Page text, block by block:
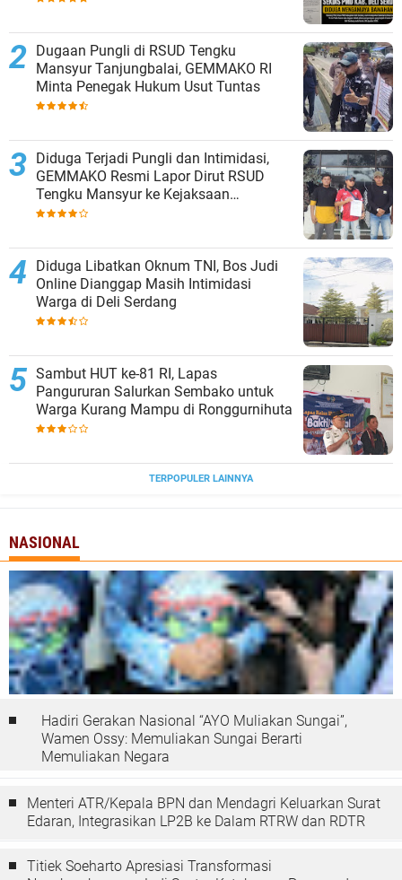
Dugaan Pungli di RSUD Tengku
Mansyur Tanjungbalai, GEMMAKO RI
Minta Penegak Hukum Usut Tuntas
Diduga Terjadi Pungli dan Intimidasi,
GEMMAKO Resmi Lapor Dirut RSUD
Tengku Mansyur ke Kejaksaan
Tanjungbalai
Diduga Libatkan Oknum TNI, Bos Judi
Online Dianggap Masih Intimidasi
Warga di Deli Serdang
Sambut HUT ke-81 RI, Lapas
Pangururan Salurkan Sembako untuk
Warga Kurang Mampu di Ronggurnihuta
TERPOPULER LAINNYA
NASIONAL
Hadiri Gerakan Nasional “AYO Muliakan Sungai”,
Wamen Ossy: Memuliakan Sungai Berarti
Memuliakan Negara
Menteri ATR/Kepala BPN dan Mendagri Keluarkan Surat
Edaran, Integrasikan LP2B ke Dalam RTRW dan RDTR
Titiek Soeharto Apresiasi Transformasi